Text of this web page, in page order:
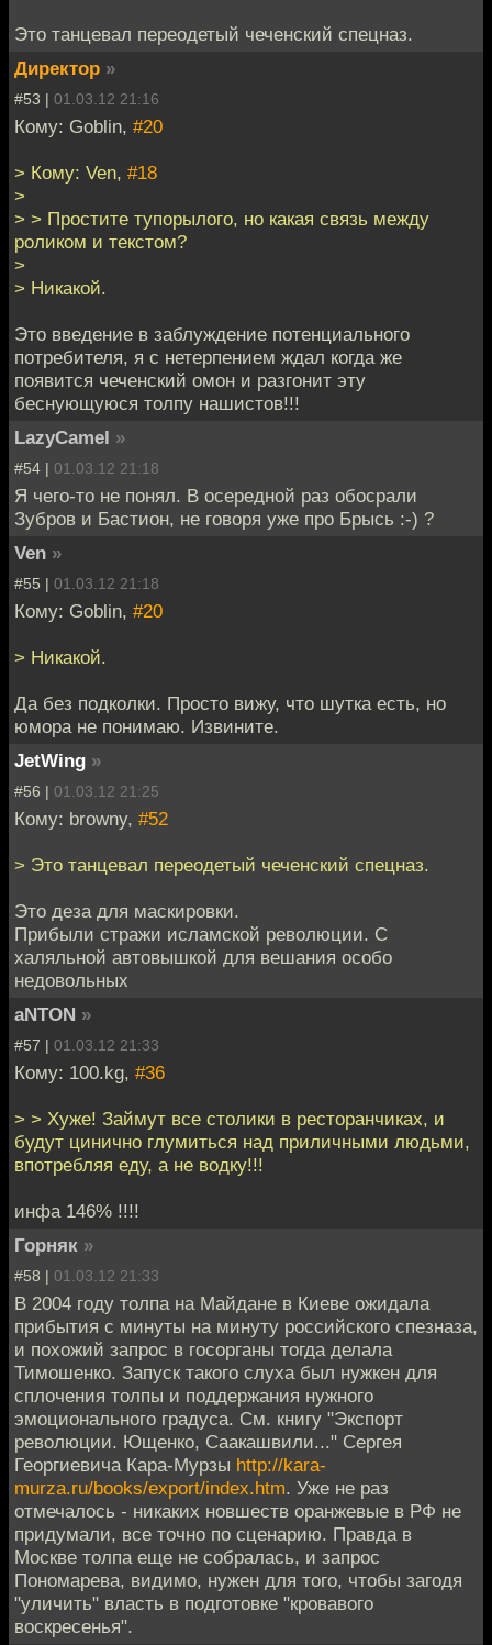
Это танцевал переодетый чеченский спецназ.
Директор »
#53 | 01.03.12 21:16
Кому: Goblin, #20
> Кому: Ven, #18
>
> > Простите тупорылого, но какая связь между
роликом и текстом?
>
> Никакой.
Это введение в заблуждение потенциального
потребителя, я с нетерпением ждал когда же
появится чеченский омон и разгонит эту
беснующуюся толпу нашистов!!!
LazyCamel »
#54 | 01.03.12 21:18
Я чего-то не понял. В осередной раз обосрали
Зубров и Бастион, не говоря уже про Брысь :-) ?
Ven »
#55 | 01.03.12 21:18
Кому: Goblin, #20
> Никакой.
Да без подколки. Просто вижу, что шутка есть, но
юмора не понимаю. Извините.
JetWing »
#56 | 01.03.12 21:25
Кому: browny, #52
> Это танцевал переодетый чеченский спецназ.
Это деза для маскировки.
Прибыли стражи исламской революции. С
халяльной автовышкой для вешания особо
недовольных
aNTON »
#57 | 01.03.12 21:33
Кому: 100.kg, #36
> > Хуже! Займут все столики в ресторанчиках, и
будут цинично глумиться над приличными людьми,
впотребляя еду, а не водку!!!
инфа 146% !!!!
Горняк »
#58 | 01.03.12 21:33
В 2004 году толпа на Майдане в Киеве ожидала
прибытия с минуты на минуту российского спезназа,
и похожий запрос в госорганы тогда делала
Тимошенко. Запуск такого слуха был нужкен для
сплочения толпы и поддержания нужного
эмоционального градуса. См. книгу "Экспорт
революции. Ющенко, Саакашвили..." Сергея
Георгиевича Кара-Мурзы http://kara-
murza.ru/books/export/index.htm. Уже не раз
отмечалось - никаких новшеств оранжевые в РФ не
придумали, все точно по сценарию. Правда в
Москве толпа еще не собралась, и запрос
Пономарева, видимо, нужен для того, чтобы загодя
"уличить" власть в подготовке "кровавого
воскресенья".